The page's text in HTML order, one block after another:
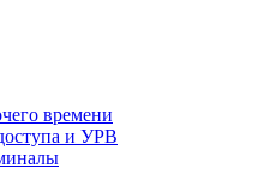
времени
и УРВ